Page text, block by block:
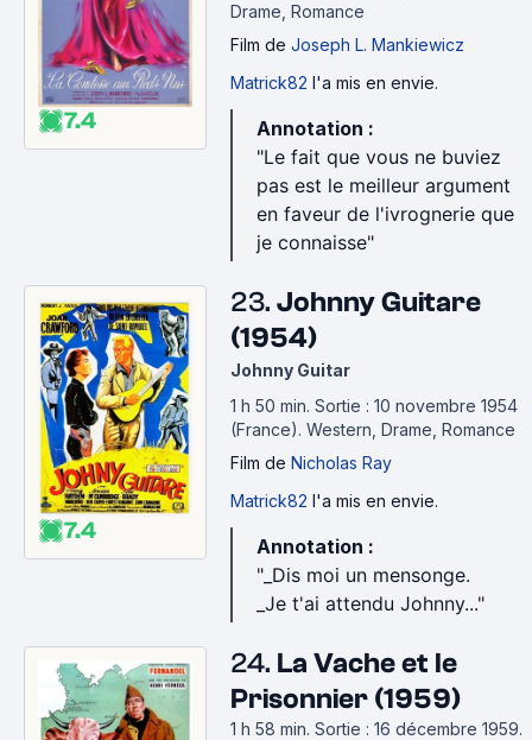
7.4
Drame, Romance
Film de Joseph L. Mankiewicz
Matrick82 l'a mis en envie.
Annotation :
"Le fait que vous ne buviez
pas est le meilleur argument
en faveur de l'ivrognerie que
je connaisse"
7.4
23. Johnny Guitare
(1954)
Johnny Guitar
1 h 50 min. Sortie : 10 novembre 1954
(France). Western, Drame, Romance
Film de Nicholas Ray
Matrick82 l'a mis en envie.
Annotation :
"_Dis moi un mensonge.
_Je t'ai attendu Johnny..."
24. La Vache et le
Prisonnier (1959)
1 h 58 min. Sortie : 16 décembre 1959.